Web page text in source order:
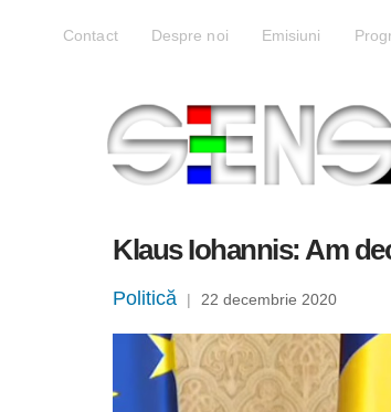
Contact Despre noi Emisiuni
Klaus Iohannis: Am
Politică | 22 decembrie 2020